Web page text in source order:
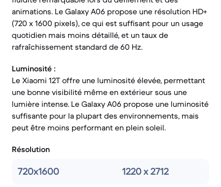
animations. Le Galaxy A06 propose une résolution HD+
(720 x 1600 pixels), ce qui est suffisant pour un usage
quotidien mais moins détaillé, et un taux de
rafraîchissement standard de 60 Hz.
Luminosité :
Le Xiaomi 12T offre une luminosité élevée, permettant
une bonne visibilité même en extérieur sous une
lumière intense. Le Galaxy A06 propose une luminosité
suffisante pour la plupart des environnements, mais
peut être moins performant en plein soleil.
Résolution
720x1600 1220 x 2712